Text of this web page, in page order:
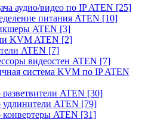
аудио/видео по IP ATEN [25]
питания ATEN [10]
ATEN [3]
KVM ATEN [2]
ATEN [7]
видеостен ATEN [7]
система KVM по IP ATEN
ATEN [30]
удлинители ATEN [79]
ATEN [31]